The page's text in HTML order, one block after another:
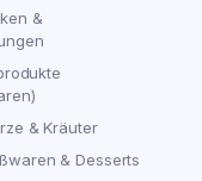
&
& Kräuter
& Desserts